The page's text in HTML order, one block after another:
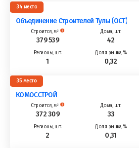
34
Объединение Строителей Тулы (ОСТ)
379 539 42
1 0,32
35
КОМОССТРОЙ
372 309 33
2 0,31